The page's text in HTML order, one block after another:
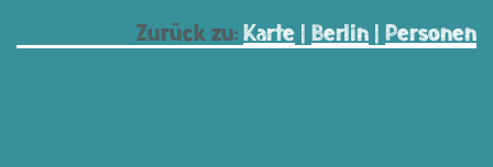
Zurück zu:Karte|Berlin|Personen